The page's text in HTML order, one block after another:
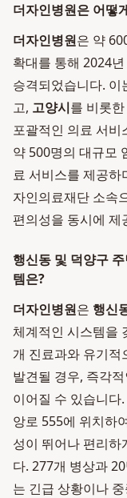
더자인병원은 어떻
더자인병원은 약
확대를 통해 2024
승격되었습니다. 이
고, 고양시를 비롯
포괄적인 의료 서비
약 500명의 대규모
료 서비스를 제공하
자인의료재단 소속
편의성을 동시에 제
행신동 및 덕양구
템은?
더자인병원은 행신
체계적인 시스템을
개 진료과와 유기적
발견될 경우, 즉각
이어질 수 있습니다
앙로 555에 위치하
성이 뛰어나 편리하
다. 277개 병상과
는 긴급 상황이나